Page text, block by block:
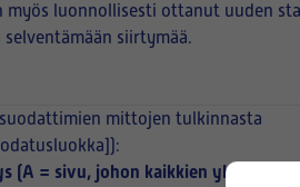
myös luonnollisesti ottanut uuden
siirtymää.
mittojen tulkinnasta
(A = sivu, johon kaikkien yksittäisten